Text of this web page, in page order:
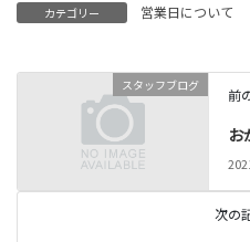
カテゴリー 営業日について
スタッフブログ
前
お
次の